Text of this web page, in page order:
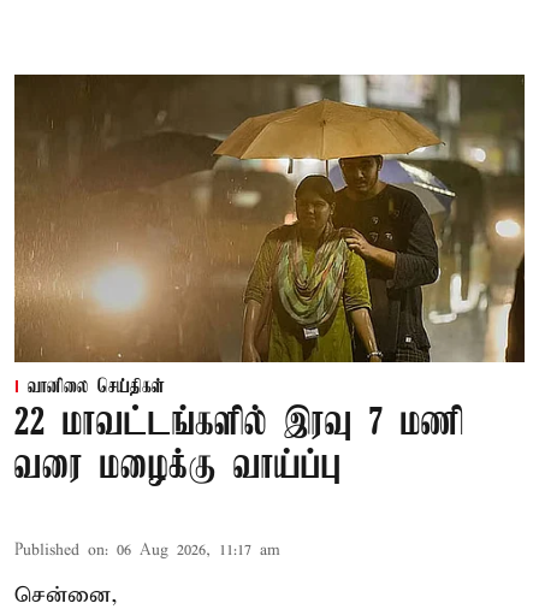
வானிலை செய்திகள்
22 மாவட்டங்களில் இரவு 7 மணி
வரை மழைக்கு வாய்ப்பு
Published on: 06 Aug 2026, 11:17 am
சென்னை,